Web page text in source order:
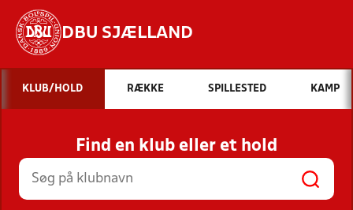
DBU SJÆLLAND
Hvad vil du søge efter?
INDHOLD OG NYHEDER
STILLINGER, RESULTATER, KLUBBER OG
HOLD
KLUB/HOLD RÆKKE SPILLESTED KAMP
Find en klub eller et hold